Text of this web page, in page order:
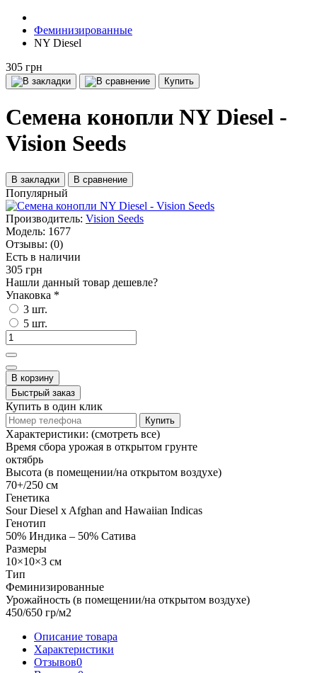
Феминизированные
NY Diesel
305 грн
Купить
Семена конопли NY Diesel -
Vision Seeds
В закладки В сравнение
Популярный
Производитель: Vision Seeds
Модель: 1677
Отзывы: (0)
Есть в наличии
305 грн
Нашли данный товар дешевле?
Упаковка *
3 шт.
5 шт.
В корзину
Быстрый заказ
Купить в один клик
Купить
Характеристики: (смотреть все)
Время сбора урожая в открытом грунте
октябрь
Высота (в помещении/на открытом воздухе)
70+/250 см
Генетика
Sour Diesel x Afghan and Hawaiian Indicas
Генотип
50% Индика – 50% Сатива
Размеры
10×10×3 см
Тип
Феминизированные
Урожайность (в помещении/на открытом воздухе)
450/650 гр/м2
Описание товара
Характеристики
Отзывов0